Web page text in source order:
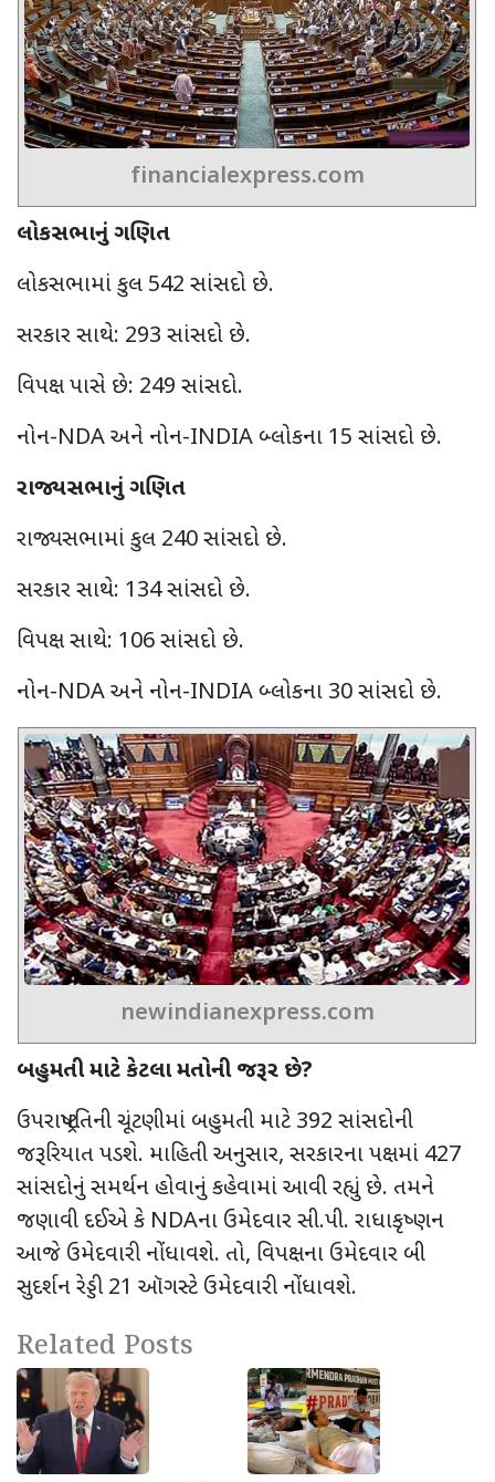
financialexpress.com
લોકસભાનું ગણિત
લોકસભામાં કુલ 542 સાંસદો છે.
સરકાર સાથે: 293 સાંસદો છે.
વિપક્ષ પાસે છે: 249 સાંસદો.
નોન-NDAઅને નોન-INDIA બ્લોકના 15 સાંસદો છે.
રાજ્યસભાનું ગણિત
રાજ્યસભામાં કુલ 240સાંસદો છે.
સરકાર સાથે: 134સાંસદો છે.
વિપક્ષ સાથે: 106સાંસદો છે.
નોન-NDAઅને નોન-INDIA બ્લોકના 30સાંસદો છે.
newindianexpress.com
બહુમતી માટે કેટલા મતોની જરૂર છે?
ઉપરાષ્ટ્રપતિની ચૂંટણીમાં બહુમતી માટે 392 સાંસદોની
જરૂરિયાત પડશે. માહિતી અનુસાર, સરકારના પક્ષમાં 427
સાંસદોનું સમર્થન હોવાનું કહેવામાં આવી રહ્યું છે. તમને
જણાવી દઈએ કે NDAના ઉમેદવાર સી.પી. રાધાકૃષ્ણન
આજે ઉમેદવારી નોંધાવશે. તો, વિપક્ષના ઉમેદવાર બી
સુદર્શન રેડ્ડી 21 ઑગસ્ટે ઉમેદવારી નોંધાવશે.
Related Posts